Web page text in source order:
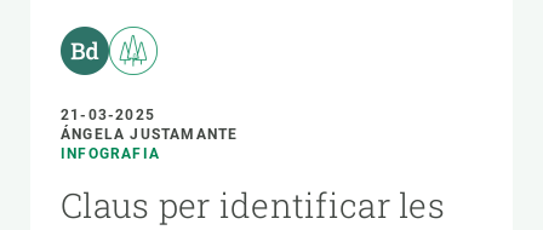
21-03-2025
ÁNGELA JUSTAMANTE
INFOGRAFIA
Claus per identificar les